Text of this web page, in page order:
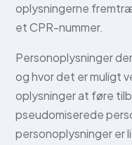
oplysningerne
et CPR-nummer.
Personoplysninger
og hvor det er muligt
oplysninger at føre
pseudomiserede
personoplysninger er